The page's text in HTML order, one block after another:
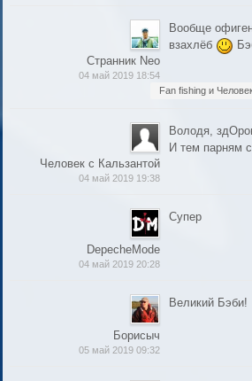
Странник Neo
04 май 2019 18:54
Вообще
взахлёб
Fan fishing и
Человек с Кальзантой
04 май 2019 19:38
Володя,
И тем парням
DepecheMode
04 май 2019 20:28
Супер
Борисыч
05 май 2019 09:32
Великий Бэби!